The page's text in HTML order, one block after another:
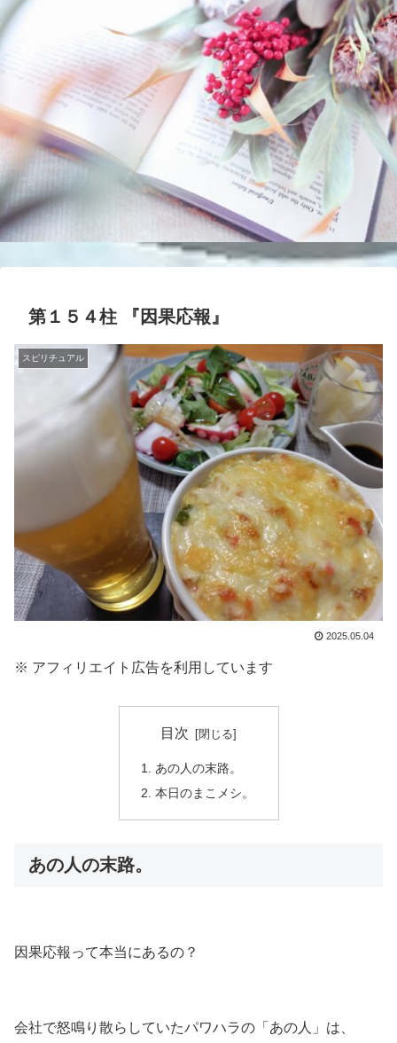
第１５４柱 『因果応報』
スピリチュアル
2025.05.04
※ アフィリエイト広告を利用しています
目次
あの人の末路。
本日のまこメシ。
あの人の末路。
因果応報って本当にあるの？
会社で怒鳴り散らしていたパワハラの「あの人」は、